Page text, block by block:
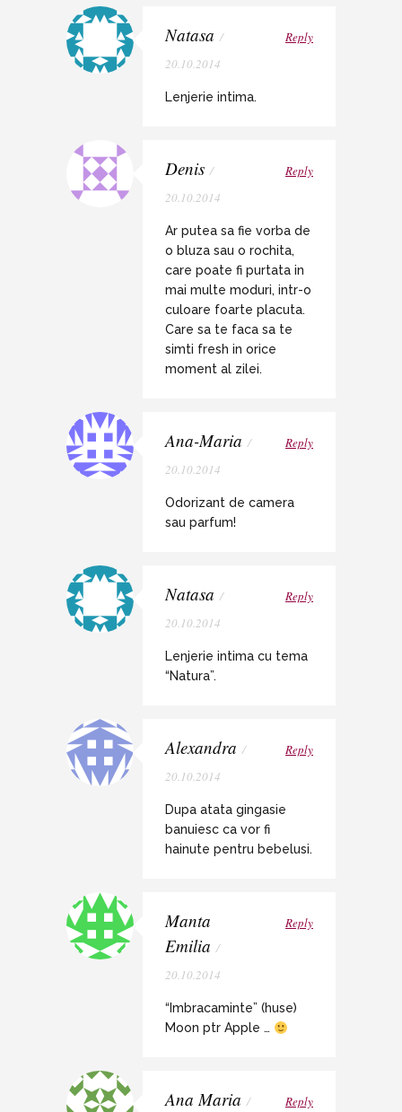
Natasa /
20.10.2014
Reply
Lenjerie intima.
Denis /
20.10.2014
Reply
Ar putea sa fie vorba de
o bluza sau o rochita,
care poate fi purtata in
mai multe moduri, intr-o
culoare foarte placuta.
Care sa te faca sa te
simti fresh in orice
moment al zilei.
Ana-Maria /
20.10.2014
Reply
Odorizant de camera
sau parfum!
Natasa /
20.10.2014
Reply
Lenjerie intima cu tema
“Natura”.
Alexandra /
20.10.2014
Reply
Dupa atata gingasie
banuiesc ca vor fi
hainute pentru bebelusi.
Manta
Emilia /
20.10.2014
Reply
“Imbracaminte” (huse)
Moon ptr Apple …
Ana Maria /
Reply